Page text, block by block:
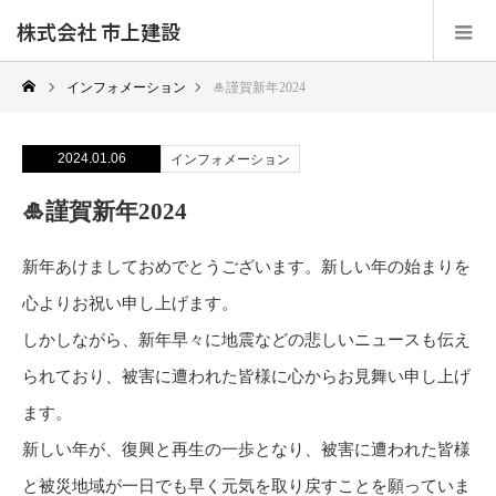
株式会社 市上建設
インフォメーション 🎍謹賀新年2024
2024.01.06 インフォメーション
🎍謹賀新年2024
新年あけましておめでとうございます。新しい年の始まりを
心よりお祝い申し上げます。
しかしながら、新年早々に地震などの悲しいニュースも伝え
られており、被害に遭われた皆様に心からお見舞い申し上げ
ます。
新しい年が、復興と再生の一歩となり、被害に遭われた皆様
と被災地域が一日でも早く元気を取り戻すことを願っていま